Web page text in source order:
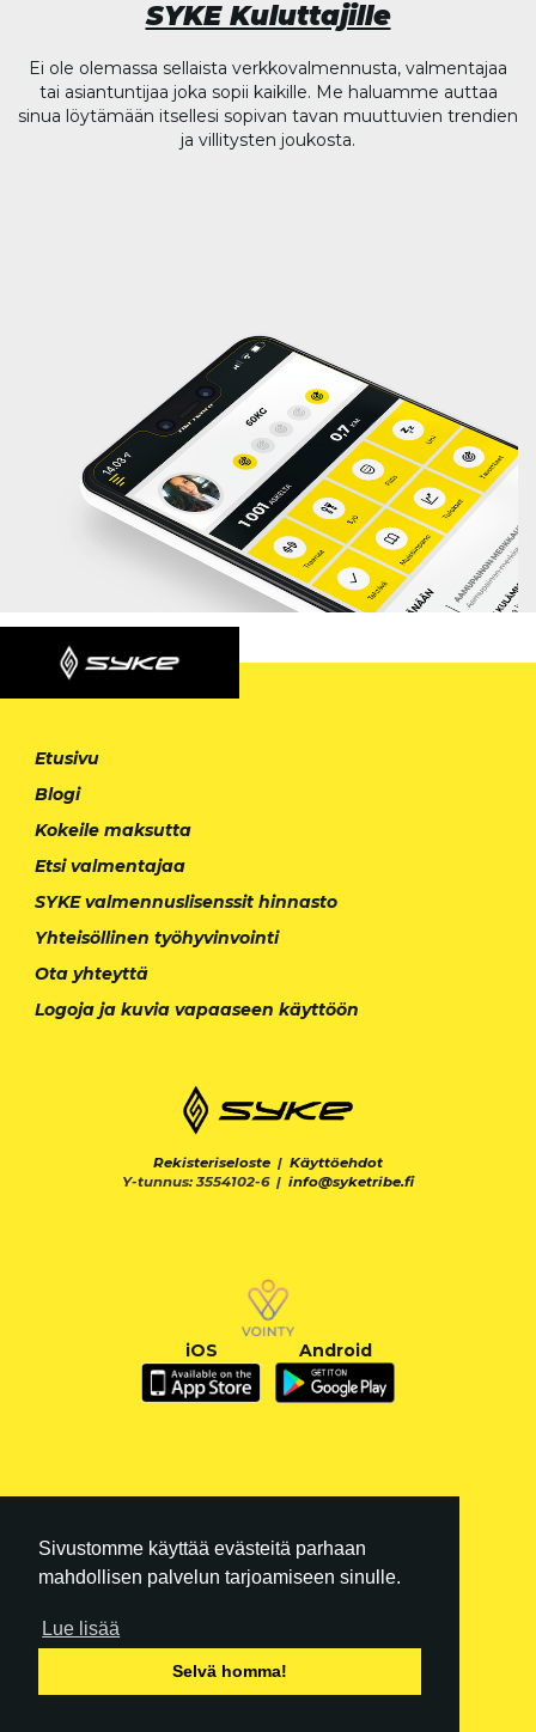
Sivustomme käyttää evästeitä parhaan
mahdollisen palvelun tarjoamiseen sinulle.
Lue lisää
Selvä homma!
SYKE Kuluttajille
Ei ole olemassa sellaista verkkovalmennusta, valmentajaa
tai asiantuntijaa joka sopii kaikille. Me haluamme auttaa
sinua löytämään itsellesi sopivan tavan muuttuvien trendien
ja villitysten joukosta.
Etusivu
Blogi
Kokeile maksutta
Etsi valmentajaa
SYKE valmennuslisenssit hinnasto
Yhteisöllinen työhyvinvointi
Ota yhteyttä
Logoja ja kuvia vapaaseen käyttöön
Rekisteriseloste | Käyttöehdot
Y-tunnus: 3554102-6 | info@syketribe.fi
iOS Android